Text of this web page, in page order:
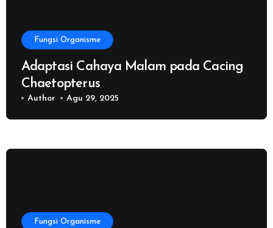
Fungsi Organisme
Adaptasi Cahaya Malam pada Cacing
Chaetopterus
Author Agu 29, 2025
Fungsi Organisme